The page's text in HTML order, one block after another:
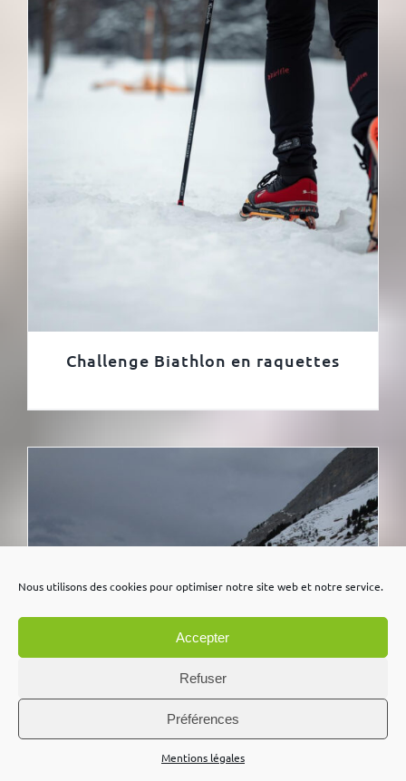
Nous utilisons des cookies pour optimiser notre site web et notre service.
Accepter
Refuser
Préférences
Mentions légales
Challenge Biathlon en raquettes